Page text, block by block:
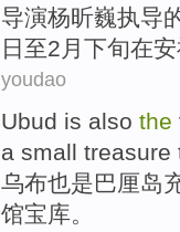
导演杨昕巍执导
日至2月 下旬在
youdao
Ubud is also the
a small treasure
乌布也是巴厘岛
馆宝库。